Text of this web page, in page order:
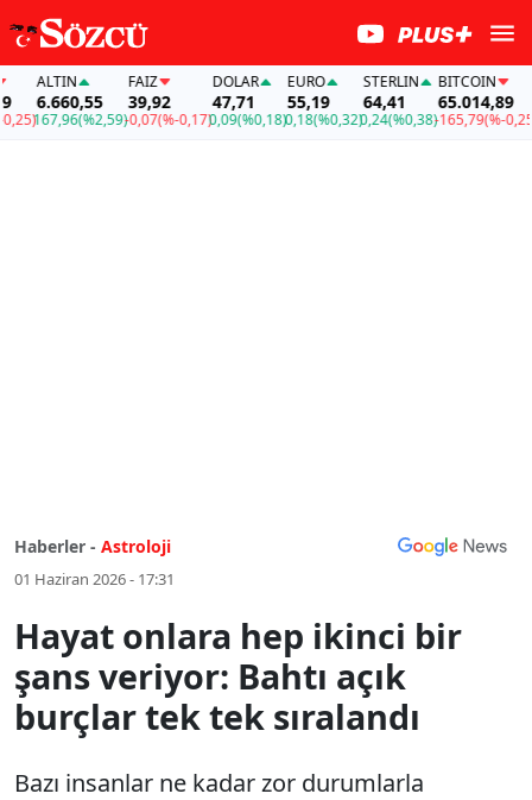
ALTIN
6.660,55
167,96(%2,59)
FAİZ
39,92
-0,07(%-0,17)
DOLAR
47,71
0,09(%0,18)
EURO
55,19
0,18(%0,32)
STERLIN
64,41
0,24(%0,38)
BITCOIN
65.014,89
-165,79(%-0,25)
Haberler - Astroloji
01 Haziran 2026 - 17:31
Hayat onlara hep ikinci bir
şans veriyor: Bahtı açık
burçlar tek tek sıralandı
Bazı insanlar ne kadar zor durumlarla